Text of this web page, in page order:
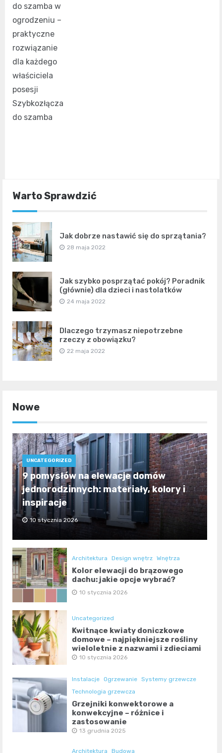
do szamba w
ogrodzeniu –
praktyczne
rozwiązanie
dla każdego
właściciela
posesji
Szybkozłącza
do szamba
Warto Sprawdzić
Jak dobrze nastawić się do sprzątania?
28 maja 2022
Jak szybko posprzątać pokój? Poradnik
(głównie) dla dzieci i nastolatków
24 maja 2022
Dlaczego trzymasz niepotrzebne
rzeczy z obowiązku?
22 maja 2022
Nowe
UNCATEGORIZED
9 pomysłów na elewacje domów
jednorodzinnych: materiały, kolory i
inspiracje
10 stycznia 2026
Architektura Design wnętrz Wnętrza
Kolor elewacji do brązowego
dachu: jakie opcje wybrać?
10 stycznia 2026
Uncategorized
Kwitnące kwiaty doniczkowe
domowe – najpiękniejsze rośliny
wieloletnie z nazwami i zdjęciami
10 stycznia 2026
Instalacje Ogrzewanie Systemy grzewcze
Technologia grzewcza
Grzejniki konwektorowe a
konwekcyjne – różnice i
zastosowanie
13 grudnia 2025
Architektura Budowa